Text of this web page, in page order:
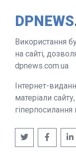
DPNEWS
Використання
на сайті,
dpnews.com.ua
Інтернет-
матеріали